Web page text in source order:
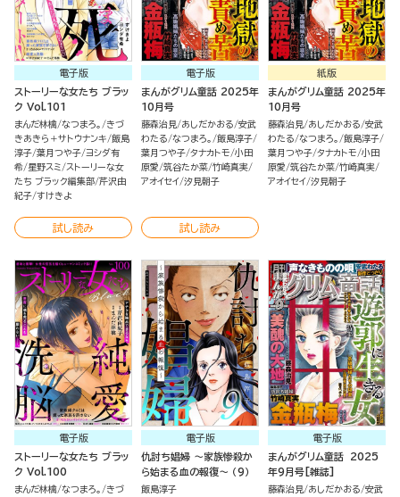
電子版
ストーリーな女たち ブラッ
ク Vol.101
まんだ林檎 なつまろ。
きづ
きあきら＋サトウナンキ 飯島
淳子 葉月つや子 ヨシダ有
希 星野スミ
ストーリーな女
たち ブラック編集部 芹沢由
紀子 すけきよ
試し読み
電子版
まんがグリム童話 2025年
10月号
藤森治見 あしだかおる 安武
わたる なつまろ。
飯島淳子
葉月つや子 タナカトモ 小田
原愛 筑谷たか菜 竹崎真実
アオイセイ 汐見朝子
試し読み
紙版
まんがグリム童話 2025年
10月号
藤森治見 あしだかおる 安武
わたる なつまろ。
飯島淳子
葉月つや子 タナカトモ 小田
原愛 筑谷たか菜 竹崎真実
アオイセイ 汐見朝子
電子版
ストーリーな女たち ブラッ
ク Vol.100
まんだ林檎 なつまろ。
きづ
電子版
仇討ち娼婦 ～家族惨殺か
ら始まる血の報復～ （9）
飯島淳子
電子版
まんがグリム童話 2025
年9月号[雑誌]
藤森治見 あしだかおる 安武